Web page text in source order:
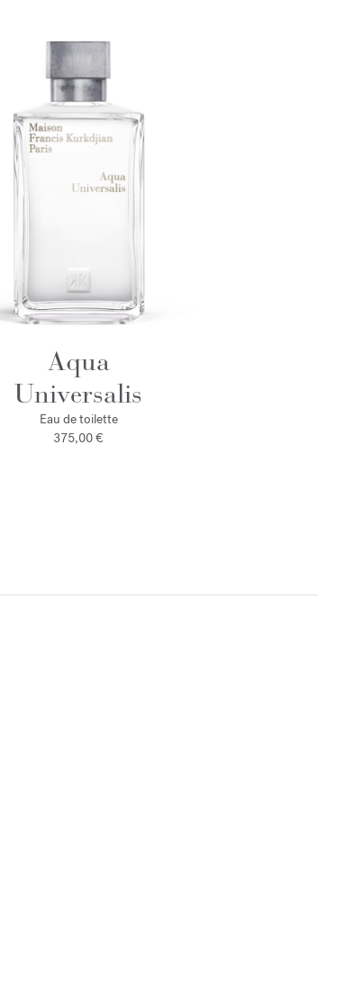
Aqua
Universalis
Eau de toilette
375,00 €